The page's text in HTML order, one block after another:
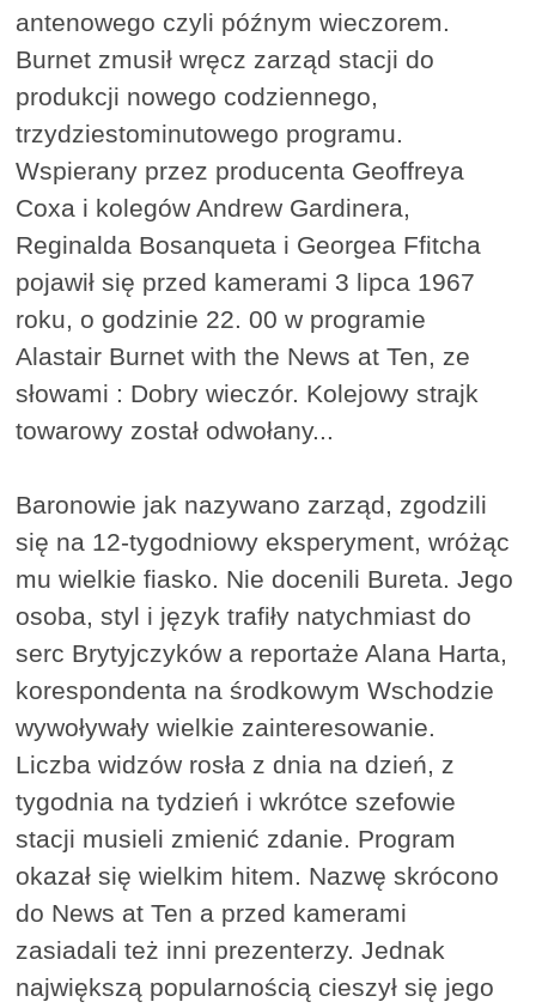
antenowego czyli późnym wieczorem.
Burnet zmusił wręcz zarząd stacji do
produkcji nowego codziennego,
trzydziestominutowego programu.
Wspierany przez producenta Geoffreya
Coxa i kolegów Andrew Gardinera,
Reginalda Bosanqueta i Georgea Ffitcha
pojawił się przed kamerami 3 lipca 1967
roku, o godzinie 22. 00 w programie
Alastair Burnet with the News at Ten, ze
słowami : Dobry wieczór. Kolejowy strajk
towarowy został odwołany...
Baronowie jak nazywano zarząd, zgodzili
się na 12-tygodniowy eksperyment, wróżąc
mu wielkie fiasko. Nie docenili Bureta. Jego
osoba, styl i język trafiły natychmiast do
serc Brytyjczyków a reportaże Alana Harta,
korespondenta na środkowym Wschodzie
wywoływały wielkie zainteresowanie.
Liczba widzów rosła z dnia na dzień, z
tygodnia na tydzień i wkrótce szefowie
stacji musieli zmienić zdanie. Program
okazał się wielkim hitem. Nazwę skrócono
do News at Ten a przed kamerami
zasiadali też inni prezenterzy. Jednak
największą popularnością cieszył się jego